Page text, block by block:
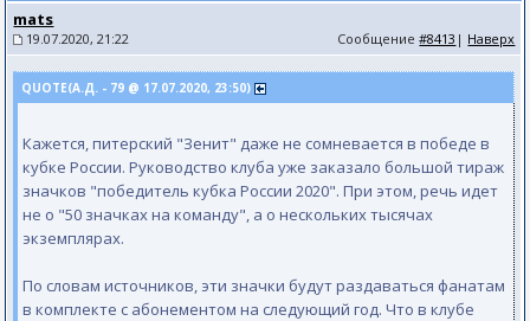
mats
19.07.2020, 21:22 Сообщение#8413 | Наверх
QUOTE(А.Д. - 79 @ 17.07.2020, 23:50)
Кажется, питерский "Зенит" даже не сомневается в победе в
кубке России. Руководство клуба уже заказало большой тираж
значков "победитель кубка России 2020". При этом, речь идет
не о "50 значках на команду", а о нескольких тысячах
экземплярах.
По словам источников, эти значки будут раздаваться фанатам
в комплекте с абонементом на следующий год. Что в клубе